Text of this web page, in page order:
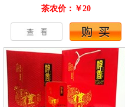
茶农价：￥20